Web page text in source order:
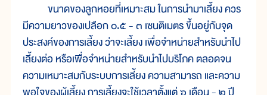
ขนาดของลูกหอยที่เหมาะสม ในการนำมาเลี้ยง ควร
มีความยาวของเปลือก ๐.๕ - ๓ เซนติเมตร ขึ้นอยู่กับจุด
ประสงค์ของการเลี้ยง ว่าจะเลี้ยง เพื่อจำหน่ายสำหรับนำไป
เลี้ยงต่อ หรือเพื่อจำหน่ายสำหรับนำไปบริโภค ตลอดจน
ความเหมาะสมกับระบบการเลี้ยง ความสามารถ และความ